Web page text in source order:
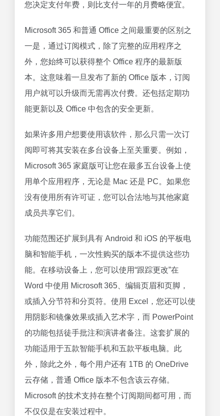
您决定支付年费，则比支付一年的月费略便宜。
Microsoft 365 和普通 Office 之间最重要的区别之
一是，通过订阅模式，除了完整的应用程序之
外，您始终可以获得整个 Office 程序的最新版
本。这意味着一旦发布了新的 Office 版本，订阅
用户就可以升级而无需再次付费。还包括定期功
能更新以及 Office 中包含的安全更新。
如果许多用户想要使用该软件，那么只需一次订
阅即可将其安装在多台设备上至关重要。例如，
Microsoft 365 家庭版可让您在最多五台设备上使
用单个应用程序，无论是 Mac 还是 PC。如果您
没有使用所有许可证，您可以合法地与其他家庭
成员共享它们。
功能范围还扩展到具有 Android 和 iOS 的平板电
脑和智能手机，一次性购买的版本不提供这些功
能。在移动设备上，您可以使用“跟踪更改”在
Word 中使用 Microsoft 365、编辑页眉和页脚，
或插入分节符和分页符。使用 Excel，您还可以使
用阴影和镜像效果或插入艺术字，而 PowerPoint
的功能包括徒手批注和演讲者备注。这套扩展的
功能适用于五款智能手机和五款平板电脑。此
外，除此之外，每个用户还有 1TB 的 OneDrive
云存储，普通 Office 版本不包含该云存储。
Microsoft 的技术支持在整个订阅期间都可用，而
不仅仅是在安装过程中。